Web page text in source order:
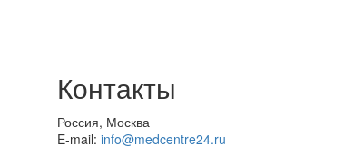
Контакты
Россия, Москва
E-mail: info@medcentre24.ru